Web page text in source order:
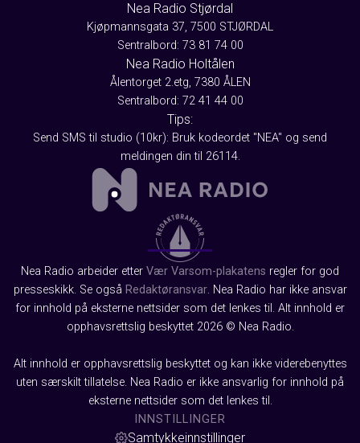
Nea Radio Stjørdal
Kjøpmannsgata 37, 7500 STJØRDAL
Sentralbord: 73 81 74 00
Nea Radio Holtålen
Ålentorget 2.etg, 7380 ÅLEN
Sentralbord: 72 41 44 00
Tips:
Send SMS til studio (10kr): Bruk kodeordet "NEA" og send
meldingen din til 26114.
Nea Radio arbeider etter Vær Varsom-plakatens regler for god
presseskikk. Se også Redaktøransvar. Nea Radio har ikke ansvar
for innhold på eksterne nettsider som det lenkes til. Alt innhold er
opphavsrettslig beskyttet 2026 © Nea Radio.
Alt innhold er opphavsrettslig beskyttet og kan ikke viderebenyttes
uten særskilt tillatelse. Nea Radio er ikke ansvarlig for innhold på
eksterne nettsider som det lenkes til.
INNSTILLINGER
Samtykkeinnstillinger